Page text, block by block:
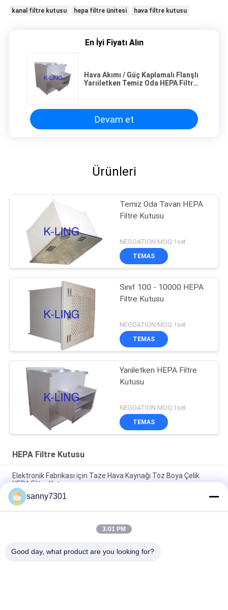
kanal filtre kutusu hepa filtre ünitesi hava filtre kutusu
En İyi Fiyatı Alın
Hava Akımı / Güç Kaplamalı Flanşlı
Yarıiletken Temiz Oda HEPA Filtre
Devam et
Ürünleri
Temiz Oda Tavan HEPA
Filtre Kutusu
NEGOATION MOQ:1set
TEMAS
Sınıf 100 - 10000 HEPA
Filtre Kutusu
NEGOATION MOQ:1set
TEMAS
Yarıiletken HEPA Filtre
Kutusu
NEGOATION MOQ:1set
TEMAS
HEPA Filtre Kutusu
Elektronik Fabrikası için Taze Hava Kaynağı Toz Boya Çelik
HEPA Filtre Kutusu
Temiz Oda İçin Yüksek Verimli Tek Kullanımlık HEPA Hava
Filtresi Kutusu Değiştirme
Gıda Sanayi İçin Temiz Oda Tavan Terminali Hepa Filtre Kutusu
sanny7301
3:01 PM
Good day, what product are you looking for?